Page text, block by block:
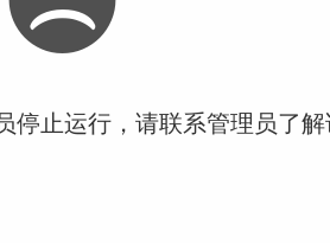
停止运行，请联系管理员了